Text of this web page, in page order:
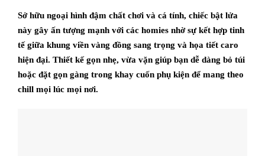
Sở hữu ngoại hình đậm chất chơi và cá tính, chiếc bật lửa
này gây ấn tượng mạnh với các homies nhờ sự kết hợp tinh
tế giữa khung viền vàng đồng sang trọng và họa tiết caro
hiện đại. Thiết kế gọn nhẹ, vừa vặn giúp bạn dễ dàng bỏ túi
hoặc đặt gọn gàng trong khay cuốn phụ kiện để mang theo
chill mọi lúc mọi nơi.